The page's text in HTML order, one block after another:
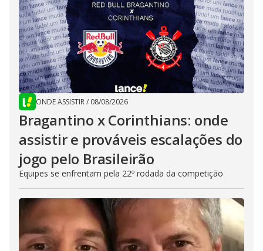
ONDE ASSISTIR/ 08/08/2026
Bragantino x Corinthians: onde
assistir e prováveis escalações do
jogo pelo Brasileirão
Equipes se enfrentam pela 22º rodada da competição